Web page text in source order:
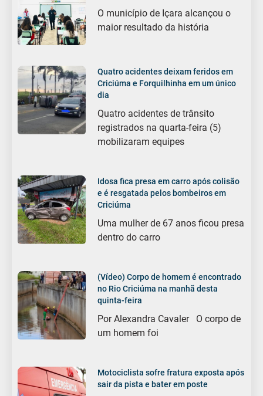
O município de Içara alcançou o
maior resultado da história
Quatro acidentes deixam feridos em
Criciúma e Forquilhinha em um único
dia
Quatro acidentes de trânsito
registrados na quarta-feira (5)
mobilizaram equipes
Idosa fica presa em carro após colisão
e é resgatada pelos bombeiros em
Criciúma
Uma mulher de 67 anos ficou presa
dentro do carro
(Vídeo) Corpo de homem é encontrado
no Rio Criciúma na manhã desta
quinta-feira
Por Alexandra Cavaler O corpo de
um homem foi
Motociclista sofre fratura exposta após
sair da pista e bater em poste